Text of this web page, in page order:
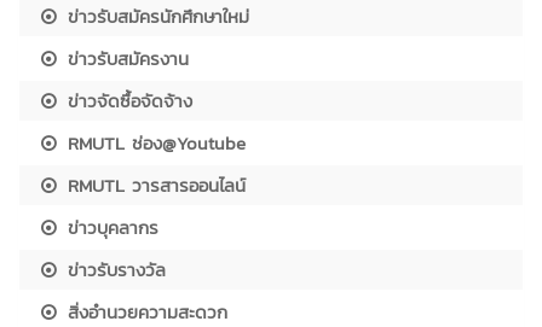
ข่าวรับสมัครนักศึกษาใหม่
ข่าวรับสมัครงาน
ข่าวจัดซื้อจัดจ้าง
RMUTL ช่อง@Youtube
RMUTL วารสารออนไลน์
ข่าวบุคลากร
ข่าวรับรางวัล
สิ่งอำนวยความสะดวก